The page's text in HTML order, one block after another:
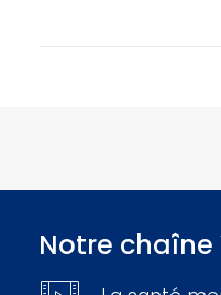
Notre chaîne